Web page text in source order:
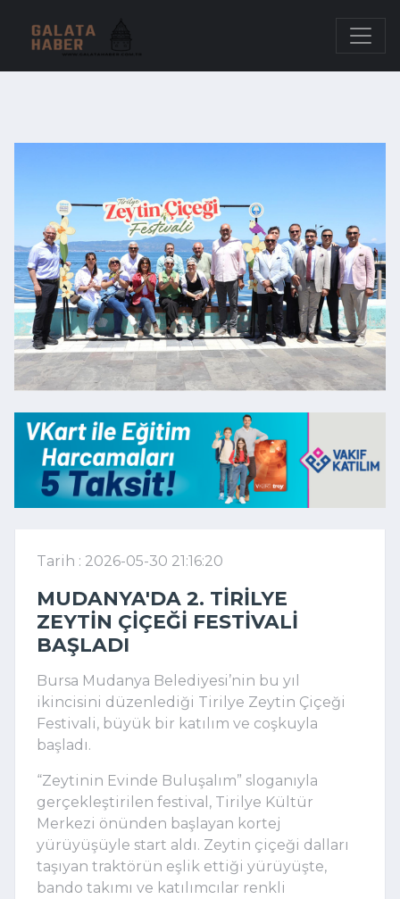
Tarih : 2026-05-30 21:16:20
MUDANYA'DA 2. TIRILYE
ZEYTIN ÇIÇEĞI FESTIVALI
BAŞLADI
Bursa Mudanya Belediyesi’nin bu yıl
ikincisini düzenlediği Tirilye Zeytin Çiçeği
Festivali, büyük bir katılım ve coşkuyla
başladı.
“Zeytinin Evinde Buluşalım” sloganıyla
gerçekleştirilen festival, Tirilye Kültür
Merkezi önünden başlayan kortej
yürüyüşüyle start aldı. Zeytin çiçeği dalları
taşıyan traktörün eşlik ettiği yürüyüşte,
bando takımı ve katılımcılar renkli